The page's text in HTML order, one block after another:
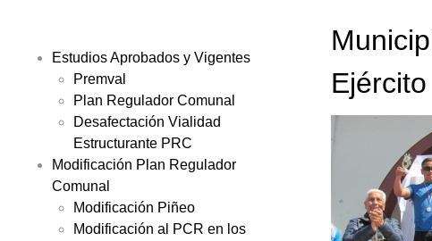
Estudios Aprobados y Vigentes
Premval
Plan Regulador Comunal
Desafectación Vialidad
Estructurante PRC
Modificación Plan Regulador
Comunal
Modificación Piñeo
Modificación al PCR en los
Ejército